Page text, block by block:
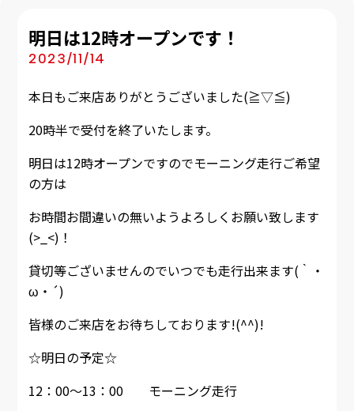
明日は12時オープンです！
2023/11/14
本日もご来店ありがとうございました(≧▽≦)
20時半で受付を終了いたします。
明日は12時オープンですのでモーニング走行ご希望
の方は
お時間お間違いの無いようよろしくお願い致します
(>_<)！
貸切等ございませんのでいつでも走行出来ます(｀・
ω・´)
皆様のご来店をお待ちしております!(^^)!
☆明日の予定☆
12：00～13：00 モーニング走行